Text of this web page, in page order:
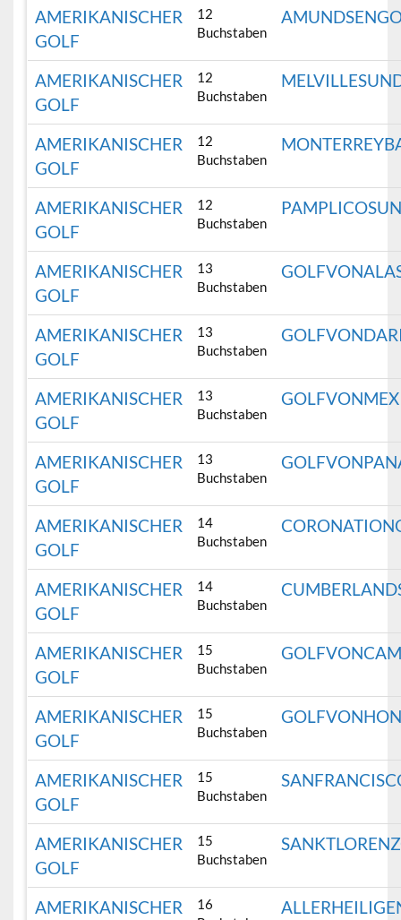
AMERIKANISCHER
GOLF
12
Buchstaben
AMERIKANISCHER
GOLF
12
Buchstaben
AMERIKANISCHER
GOLF
12
Buchstaben
AMERIKANISCHER
GOLF
12
Buchstaben
AMERIKANISCHER
GOLF
13
Buchstaben
AMERIKANISCHER
GOLF
13
Buchstaben
AMERIKANISCHER
GOLF
13
Buchstaben
AMERIKANISCHER
GOLF
13
Buchstaben
AMERIKANISCHER
GOLF
14
Buchstaben
AMERIKANISCHER
GOLF
14
Buchstaben
AMERIKANISCHER
GOLF
15
Buchstaben
AMERIKANISCHER
GOLF
15
Buchstaben
AMERIKANISCHER
GOLF
15
Buchstaben
AMERIKANISCHER
GOLF
15
Buchstaben
AMERIKANISCHER
16